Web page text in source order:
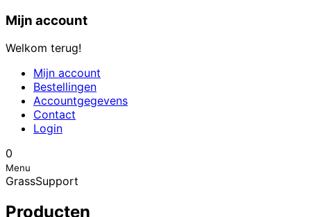
Mijn account
Welkom terug!
Mijn account
Bestellingen
Accountgegevens
Contact
Login
0
Menu
GrassSupport
Producten